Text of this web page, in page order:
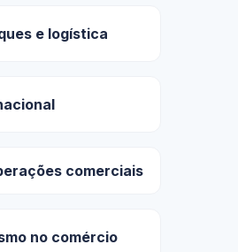
e logística
comerciais
no comércio